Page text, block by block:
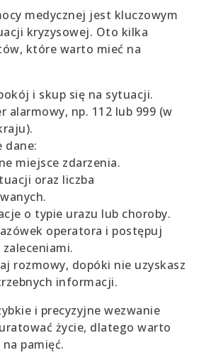
medycznej jest kluczowym
kryzysowej. Oto kilka
które warto mieć na
i skup się na sytuacji.
alarmowy, np. 112 lub 999 (w
dane:
miejsce zdarzenia.
oraz liczba
o typie urazu lub choroby.
operatora i postępuj
rozmowy, dopóki nie uzyskasz
informacji.
i precyzyjne wezwanie
życie, dlatego warto
pamięć.